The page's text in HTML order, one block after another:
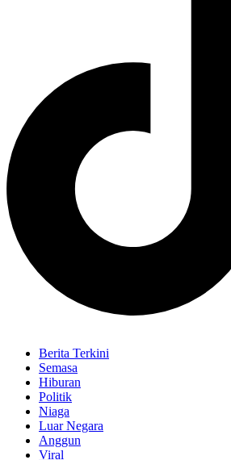
Berita Terkini
Semasa
Hiburan
Politik
Niaga
Luar Negara
Anggun
Viral